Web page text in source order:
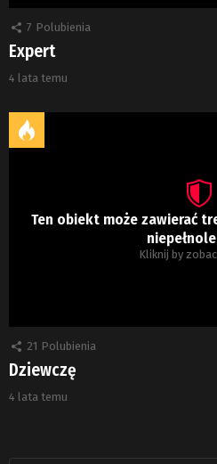
7 Polubienia
Expert
4 lata temu
Ten obiekt może zawierać
Kliknij by
21 Polubienia
Dziewczę
4 lata temu